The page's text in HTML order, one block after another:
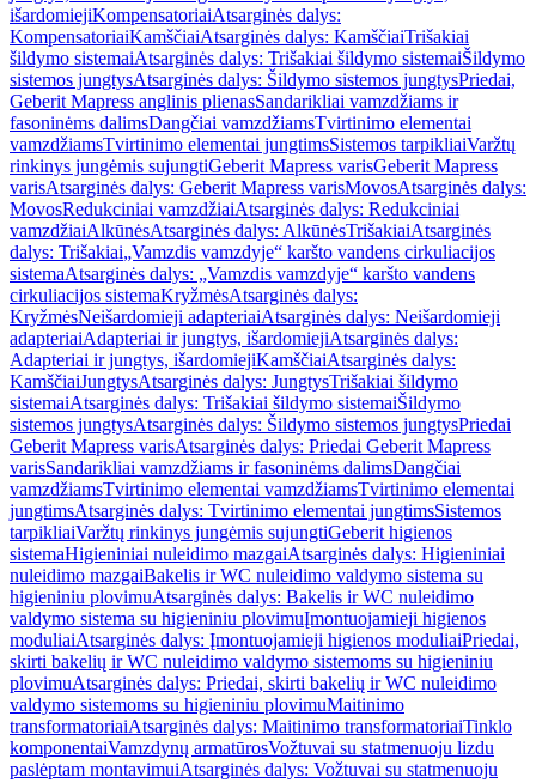
išardomiejiKompensatoriaiAtsarginės dalys:
KompensatoriaiKamščiaiAtsarginės dalys: KamščiaiTrišakiai
šildymo sistemaiAtsarginės dalys: Trišakiai šildymo sistemaiŠildymo
sistemos jungtysAtsarginės dalys: Šildymo sistemos jungtysPriedai,
Geberit Mapress anglinis plienasSandarikliai vamzdžiams ir
fasoninėms dalimsDangčiai vamzdžiamsTvirtinimo elementai
vamzdžiamsTvirtinimo elementai jungtimsSistemos tarpikliaiVaržtų
rinkinys jungėmis sujungtiGeberit Mapress varisGeberit Mapress
varisAtsarginės dalys: Geberit Mapress varisMovosAtsarginės dalys:
MovosRedukciniai vamzdžiaiAtsarginės dalys: Redukciniai
vamzdžiaiAlkūnėsAtsarginės dalys: AlkūnėsTrišakiaiAtsarginės
dalys: Trišakiai„Vamzdis vamzdyje“ karšto vandens cirkuliacijos
sistemaAtsarginės dalys: „Vamzdis vamzdyje“ karšto vandens
cirkuliacijos sistemaKryžmėsAtsarginės dalys:
KryžmėsNeišardomieji adapteriaiAtsarginės dalys: Neišardomieji
adapteriaiAdapteriai ir jungtys, išardomiejiAtsarginės dalys:
Adapteriai ir jungtys, išardomiejiKamščiaiAtsarginės dalys:
KamščiaiJungtysAtsarginės dalys: JungtysTrišakiai šildymo
sistemaiAtsarginės dalys: Trišakiai šildymo sistemaiŠildymo
sistemos jungtysAtsarginės dalys: Šildymo sistemos jungtysPriedai
Geberit Mapress varisAtsarginės dalys: Priedai Geberit Mapress
varisSandarikliai vamzdžiams ir fasoninėms dalimsDangčiai
vamzdžiamsTvirtinimo elementai vamzdžiamsTvirtinimo elementai
jungtimsAtsarginės dalys: Tvirtinimo elementai jungtimsSistemos
tarpikliaiVaržtų rinkinys jungėmis sujungtiGeberit higienos
sistemaHigieniniai nuleidimo mazgaiAtsarginės dalys: Higieniniai
nuleidimo mazgaiBakelis ir WC nuleidimo valdymo sistema su
higieniniu plovimuAtsarginės dalys: Bakelis ir WC nuleidimo
valdymo sistema su higieniniu plovimuĮmontuojamieji higienos
moduliaiAtsarginės dalys: Įmontuojamieji higienos moduliaiPriedai,
skirti bakelių ir WC nuleidimo valdymo sistemoms su higieniniu
plovimuAtsarginės dalys: Priedai, skirti bakelių ir WC nuleidimo
valdymo sistemoms su higieniniu plovimuMaitinimo
transformatoriaiAtsarginės dalys: Maitinimo transformatoriaiTinklo
komponentaiVamzdynų armatūrosVožtuvai su statmenuoju lizdu
paslėptam montavimuiAtsarginės dalys: Vožtuvai su statmenuoju